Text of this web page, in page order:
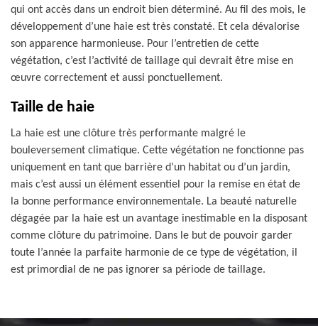
qui ont accès dans un endroit bien déterminé. Au fil des mois, le
développement d’une haie est très constaté. Et cela dévalorise
son apparence harmonieuse. Pour l’entretien de cette
végétation, c’est l’activité de taillage qui devrait être mise en
œuvre correctement et aussi ponctuellement.
Taille de haie
La haie est une clôture très performante malgré le
bouleversement climatique. Cette végétation ne fonctionne pas
uniquement en tant que barrière d’un habitat ou d’un jardin,
mais c’est aussi un élément essentiel pour la remise en état de
la bonne performance environnementale. La beauté naturelle
dégagée par la haie est un avantage inestimable en la disposant
comme clôture du patrimoine. Dans le but de pouvoir garder
toute l’année la parfaite harmonie de ce type de végétation, il
est primordial de ne pas ignorer sa période de taillage.